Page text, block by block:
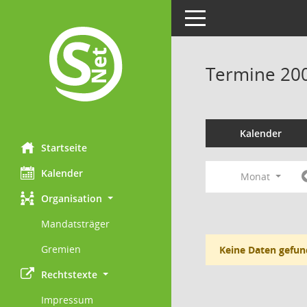
Startseite
Kalender
Organisation
Mandatsträger
Gremien
Rechtstexte
Impressum
Toggle navigation
Termine
Kalender
Monat
Keine Daten